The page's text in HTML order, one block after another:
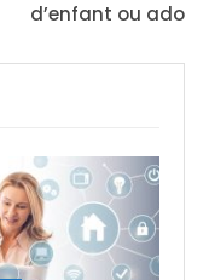
d’enfant ou ado